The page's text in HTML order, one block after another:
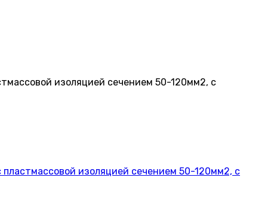
изоляцией сечением 50-120мм2, с
изоляцией сечением 50-120мм2, с